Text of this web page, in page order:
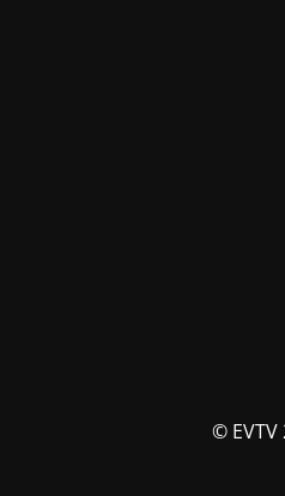
© EVTV